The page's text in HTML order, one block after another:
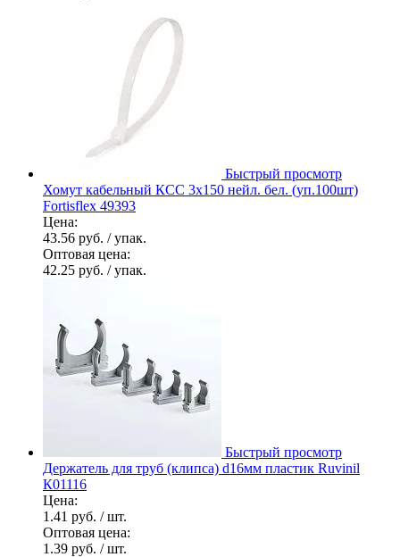
Быстрый просмотр
Хомут кабельный КСС 3х150 нейл. бел. (уп.100шт)
Fortisflex 49393
Цена:
43.56 руб. / упак.
Оптовая цена:
42.25 руб. / упак.
Быстрый просмотр
Держатель для труб (клипса) d16мм пластик Ruvinil
К01116
Цена:
1.41 руб. / шт.
Оптовая цена:
1.39 руб. / шт.